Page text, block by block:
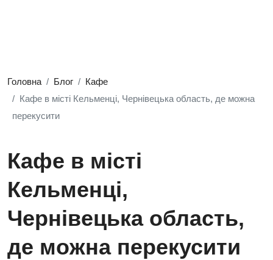
Головна Блог
Кафе
Кафе в місті Кельменці, Чернівецька область, де можна
перекусити
Кафе в місті
Кельменці,
Чернівецька область,
де можна перекусити